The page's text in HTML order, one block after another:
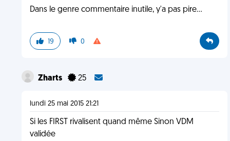
Dans le genre commentaire inutile, y'a pas pire...
19 0
Zharts 25
lundi 25 mai 2015 21:21
Si les FIRST rivalisent quand même Sinon VDM
validée